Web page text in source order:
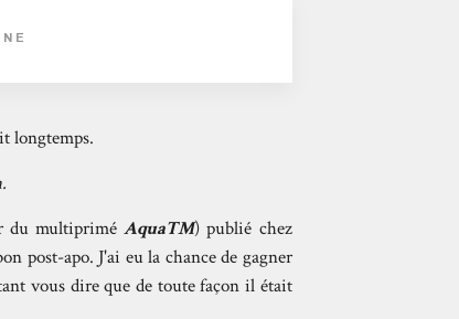
longtemps.
du multipriméAquaTM) publié chez
post-apo. J'ai eu la chance de gagner
vous dire que de toute façon il était